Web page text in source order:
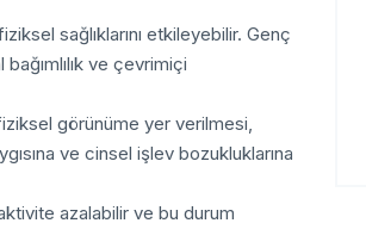
sağlıklarını etkileyebilir. Genç
ve çevrimiçi
görünüme yer verilmesi,
ve cinsel işlev bozukluklarına
azalabilir ve bu durum